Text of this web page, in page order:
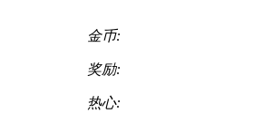
金币:
奖励:
热心: